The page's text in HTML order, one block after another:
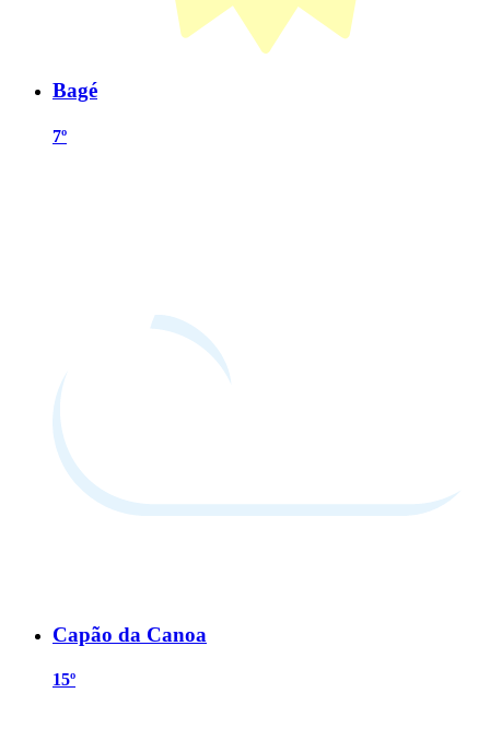
Bagé
7º
Capão da Canoa
15º